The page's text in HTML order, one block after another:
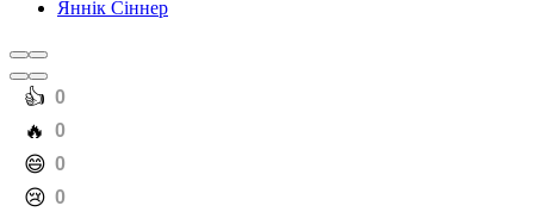
Яннік Сіннер
️👍 0
️🔥 0
️😄 0
️😢 0